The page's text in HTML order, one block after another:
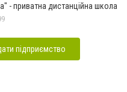
- приватна дистанційна школа
підприємство